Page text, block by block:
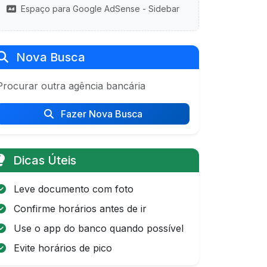
Espaço para Google AdSense - Sidebar
Nova Busca
outra agência bancária
Fazer Nova Busca
Dicas Úteis
Leve documento com foto
Confirme horários antes de ir
Use o app do banco quando possível
Evite horários de pico